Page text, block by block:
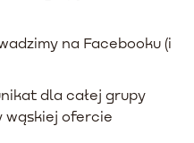
na Facebooku (i
dla całej grupy
wąskiej ofercie